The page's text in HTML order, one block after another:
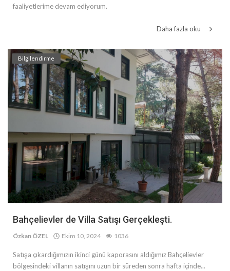
faaliyetlerime devam ediyorum.
Daha fazla oku
Bilgilendirme
Bahçelievler de Villa Satışı Gerçekleşti.
Özkan ÖZEL Ekim 10, 2024 1036
Satışa çıkardığımızın ikinci günü kaporasını aldığımız Bahçelievler
bölgesindeki villanın satışını uzun bir süreden sonra hafta içinde...